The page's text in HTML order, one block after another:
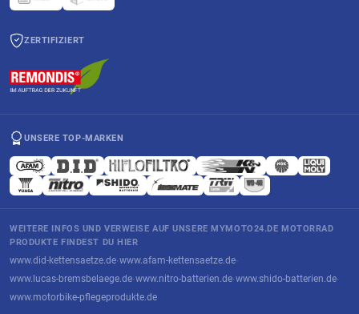
ZERTIFIZIERT
UNSERE TOP-MARKEN
WEITERE INFOS UND VERWEISE AUF UNSERE MYMOTO24.DE MOTORRAD
PRODUKTE FINDEST DU HIER
www.did-kettensaetze.de·www.afam-kettensaetze.de·
www.lucas-bremsbelaege.de·www.nitro-batterien.de·www.shido-batterien.de·
www.motorbike-pflegeprodukte.de